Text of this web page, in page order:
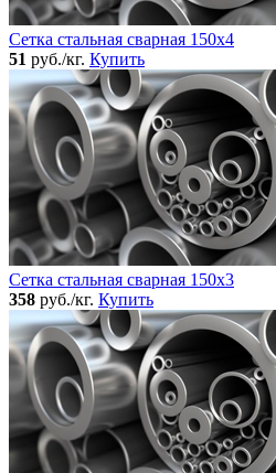
Сетка стальная сварная 150x4
51 руб./кг. Купить
Сетка стальная сварная 150x3
358 руб./кг. Купить